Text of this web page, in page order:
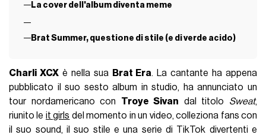
La cover dell'album diventa meme
Brat Summer, questione di stile (e di verde acido)
Charli XCXè nella sua Brat Era. La cantante ha appena
pubblicato il suo sesto album in studio, ha annunciato un
tour nordamericano con Troye Sivan dal titolo Sweat,
riunito le it girls del momento in un video, colleziona fans con
il suo sound, il suo stile e una serie di TikTok divertenti e